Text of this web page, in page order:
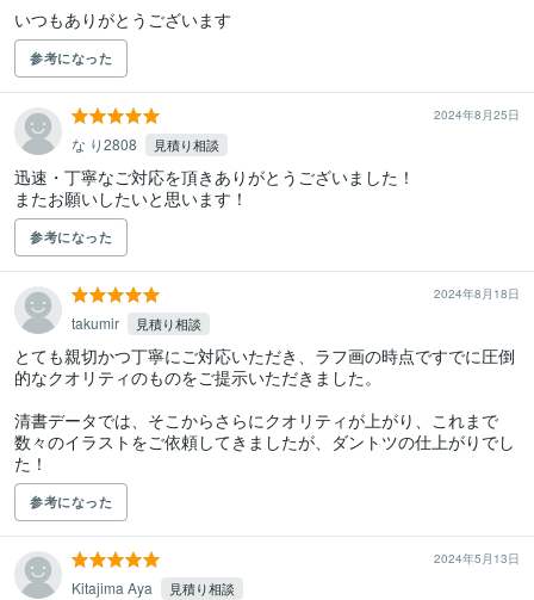
いつもありがとうございます
参考になった
2024年8月25日
な り2808 見積り相談
迅速・丁寧なご対応を頂きありがとうございました！
またお願いしたいと思います！
参考になった
2024年8月18日
takumir 見積り相談
とても親切かつ丁寧にご対応いただき、ラフ画の時点ですでに圧倒
的なクオリティのものをご提示いただきました。
清書データでは、そこからさらにクオリティが上がり、これまで
数々のイラストをご依頼してきましたが、ダントツの仕上がりでし
た！
参考になった
2024年5月13日
Kitajima Aya 見積り相談